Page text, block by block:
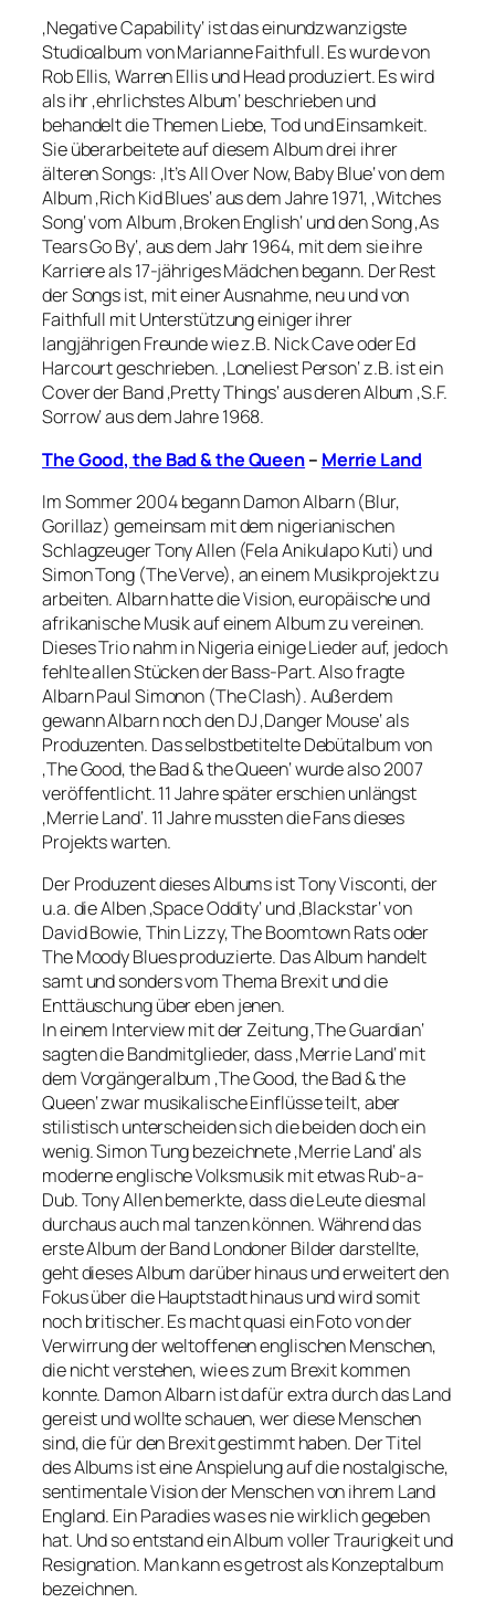
‚Negative Capability‘ ist das einundzwanzigste
Studioalbum von Marianne Faithfull. Es wurde von
Rob Ellis, Warren Ellis und Head produziert. Es wird
als ihr ‚ehrlichstes Album‘ beschrieben und
behandelt die Themen Liebe, Tod und Einsamkeit.
Sie überarbeitete auf diesem Album drei ihrer
älteren Songs: ‚It’s All Over Now, Baby Blue‘ von dem
Album ‚Rich Kid Blues‘ aus dem Jahre 1971, ‚Witches
Song‘ vom Album ‚Broken English‘ und den Song ‚As
Tears Go By‘, aus dem Jahr 1964, mit dem sie ihre
Karriere als 17-jähriges Mädchen begann. Der Rest
der Songs ist, mit einer Ausnahme, neu und von
Faithfull mit Unterstützung einiger ihrer
langjährigen Freunde wie z.B. Nick Cave oder Ed
Harcourt geschrieben. ‚Loneliest Person‘ z.B. ist ein
Cover der Band ‚Pretty Things‘ aus deren Album ‚S.F.
Sorrow‘ aus dem Jahre 1968.
The Good, the Bad & the Queen– Merrie Land
Im Sommer 2004 begann Damon Albarn (Blur,
Gorillaz) gemeinsam mit dem nigerianischen
Schlagzeuger Tony Allen (Fela Anikulapo Kuti) und
Simon Tong (The Verve), an einem Musikprojekt zu
arbeiten. Albarn hatte die Vision, europäische und
afrikanische Musik auf einem Album zu vereinen.
Dieses Trio nahm in Nigeria einige Lieder auf, jedoch
fehlte allen Stücken der Bass-Part. Also fragte
Albarn Paul Simonon (The Clash). Außerdem
gewann Albarn noch den DJ ‚Danger Mouse‘ als
Produzenten. Das selbstbetitelte Debütalbum von
‚The Good, the Bad & the Queen‘ wurde also 2007
veröffentlicht. 11 Jahre später erschien unlängst
‚Merrie Land‘. 11 Jahre mussten die Fans dieses
Projekts warten.
Der Produzent dieses Albums ist Tony Visconti, der
u.a. die Alben ‚Space Oddity‘ und ‚Blackstar‘ von
David Bowie, Thin Lizzy, The Boomtown Rats oder
The Moody Blues produzierte. Das Album handelt
samt und sonders vom Thema Brexit und die
Enttäuschung über eben jenen.
In einem Interview mit der Zeitung ‚The Guardian‘
sagten die Bandmitglieder, dass ‚Merrie Land‘ mit
dem Vorgängeralbum ‚The Good, the Bad & the
Queen‘ zwar musikalische Einflüsse teilt, aber
stilistisch unterscheiden sich die beiden doch ein
wenig. Simon Tung bezeichnete ‚Merrie Land‘ als
moderne englische Volksmusik mit etwas Rub-a-
Dub. Tony Allen bemerkte, dass die Leute diesmal
durchaus auch mal tanzen können. Während das
erste Album der Band Londoner Bilder darstellte,
geht dieses Album darüber hinaus und erweitert den
Fokus über die Hauptstadt hinaus und wird somit
noch britischer. Es macht quasi ein Foto von der
Verwirrung der weltoffenen englischen Menschen,
die nicht verstehen, wie es zum Brexit kommen
konnte. Damon Albarn ist dafür extra durch das Land
gereist und wollte schauen, wer diese Menschen
sind, die für den Brexit gestimmt haben. Der Titel
des Albums ist eine Anspielung auf die nostalgische,
sentimentale Vision der Menschen von ihrem Land
England. Ein Paradies was es nie wirklich gegeben
hat. Und so entstand ein Album voller Traurigkeit und
Resignation. Man kann es getrost als Konzeptalbum
bezeichnen.